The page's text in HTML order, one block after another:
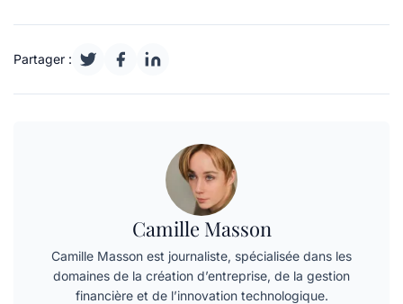
Partager :
Camille Masson
Camille Masson est journaliste, spécialisée dans les
domaines de la création d’entreprise, de la gestion
financière et de l’innovation technologique.